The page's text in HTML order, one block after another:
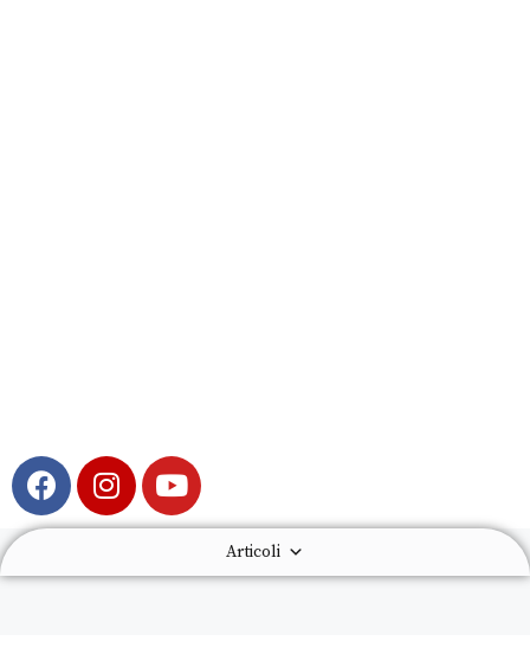
Articoli